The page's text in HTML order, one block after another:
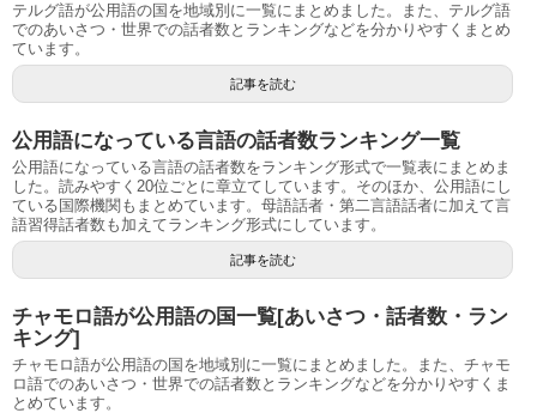
テルグ語が公用語の国を地域別に一覧にまとめました。また、テルグ語
でのあいさつ・世界での話者数とランキングなどを分かりやすくまとめ
ています。
記事を読む
公用語になっている言語の話者数ランキング一覧
公用語になっている言語の話者数をランキング形式で一覧表にまとめま
した。読みやすく20位ごとに章立てしています。そのほか、公用語にし
ている国際機関もまとめています。母語話者・第二言語話者に加えて言
語習得話者数も加えてランキング形式にしています。
記事を読む
チャモロ語が公用語の国一覧[あいさつ・話者数・ラン
キング]
チャモロ語が公用語の国を地域別に一覧にまとめました。また、チャモ
ロ語でのあいさつ・世界での話者数とランキングなどを分かりやすくま
とめています。